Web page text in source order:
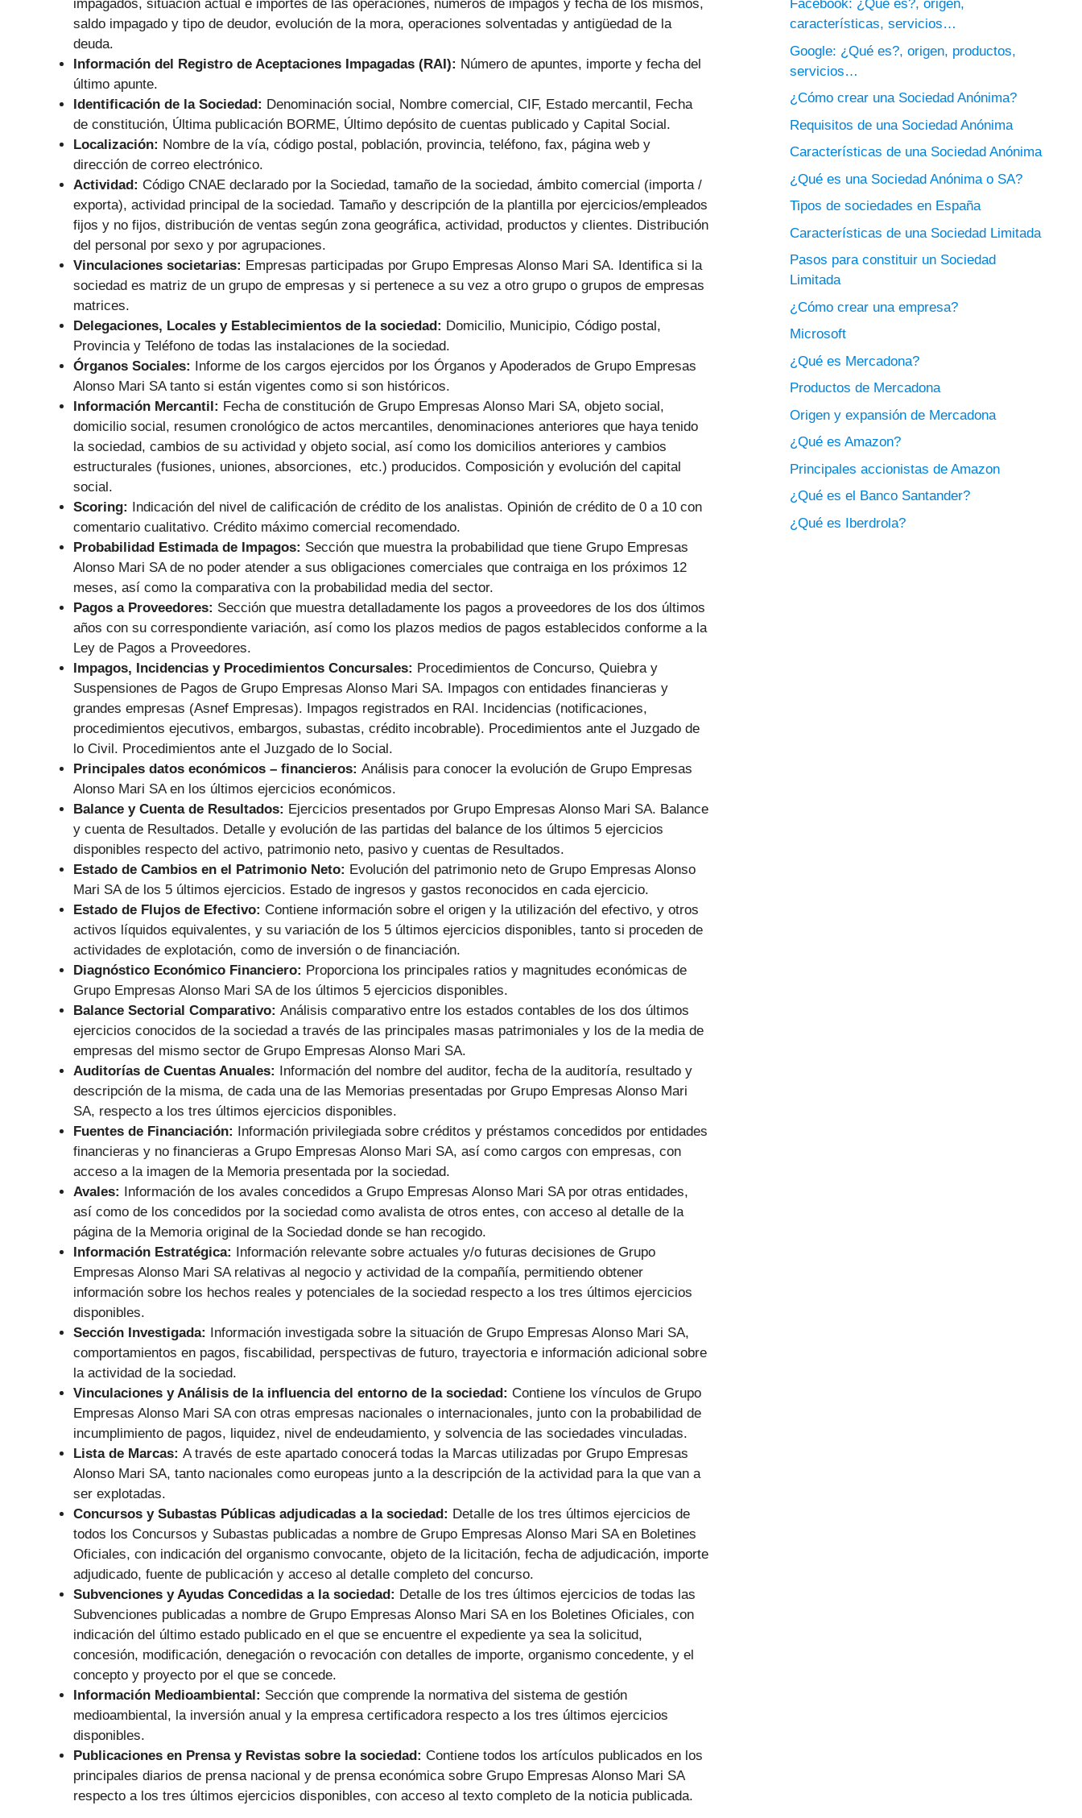
impagados, situación actual e importes de las operaciones, números de impagos y fecha de los mismos,
saldo impagado y tipo de deudor, evolución de la mora, operaciones solventadas y antigüedad de la
deuda.
Información del Registro de Aceptaciones Impagadas (RAI): Número de apuntes, importe y fecha del
último apunte.
Identificación de la Sociedad: Denominación social, Nombre comercial, CIF, Estado mercantil, Fecha
de constitución, Última publicación BORME, Último depósito de cuentas publicado y Capital Social.
Localización: Nombre de la vía, código postal, población, provincia, teléfono, fax, página web y
dirección de correo electrónico.
Actividad: Código CNAE declarado por la Sociedad, tamaño de la sociedad, ámbito comercial (importa /
exporta), actividad principal de la sociedad. Tamaño y descripción de la plantilla por ejercicios/empleados
fijos y no fijos, distribución de ventas según zona geográfica, actividad, productos y clientes. Distribución
del personal por sexo y por agrupaciones.
Vinculaciones societarias: Empresas participadas por Grupo Empresas Alonso Mari SA. Identifica si la
sociedad es matriz de un grupo de empresas y si pertenece a su vez a otro grupo o grupos de empresas
matrices.
Delegaciones, Locales y Establecimientos de la sociedad: Domicilio, Municipio, Código postal,
Provincia y Teléfono de todas las instalaciones de la sociedad.
Órganos Sociales: Informe de los cargos ejercidos por los Órganos y Apoderados de Grupo Empresas
Alonso Mari SA tanto si están vigentes como si son históricos.
Información Mercantil: Fecha de constitución de Grupo Empresas Alonso Mari SA, objeto social,
domicilio social, resumen cronológico de actos mercantiles, denominaciones anteriores que haya tenido
la sociedad, cambios de su actividad y objeto social, así como los domicilios anteriores y cambios
estructurales (fusiones, uniones, absorciones, etc.) producidos. Composición y evolución del capital
social.
Scoring: Indicación del nivel de calificación de crédito de los analistas. Opinión de crédito de 0 a 10 con
comentario cualitativo. Crédito máximo comercial recomendado.
Probabilidad Estimada de Impagos: Sección que muestra la probabilidad que tiene Grupo Empresas
Alonso Mari SA de no poder atender a sus obligaciones comerciales que contraiga en los próximos 12
meses, así como la comparativa con la probabilidad media del sector.
Pagos a Proveedores: Sección que muestra detalladamente los pagos a proveedores de los dos últimos
años con su correspondiente variación, así como los plazos medios de pagos establecidos conforme a la
Ley de Pagos a Proveedores.
Impagos, Incidencias y Procedimientos Concursales: Procedimientos de Concurso, Quiebra y
Suspensiones de Pagos de Grupo Empresas Alonso Mari SA. Impagos con entidades financieras y
grandes empresas (Asnef Empresas). Impagos registrados en RAI. Incidencias (notificaciones,
procedimientos ejecutivos, embargos, subastas, crédito incobrable). Procedimientos ante el Juzgado de
lo Civil. Procedimientos ante el Juzgado de lo Social.
Principales datos económicos – financieros: Análisis para conocer la evolución de Grupo Empresas
Alonso Mari SA en los últimos ejercicios económicos.
Balance y Cuenta de Resultados: Ejercicios presentados por Grupo Empresas Alonso Mari SA. Balance
y cuenta de Resultados. Detalle y evolución de las partidas del balance de los últimos 5 ejercicios
disponibles respecto del activo, patrimonio neto, pasivo y cuentas de Resultados.
Estado de Cambios en el Patrimonio Neto: Evolución del patrimonio neto de Grupo Empresas Alonso
Mari SA de los 5 últimos ejercicios. Estado de ingresos y gastos reconocidos en cada ejercicio.
Estado de Flujos de Efectivo: Contiene información sobre el origen y la utilización del efectivo, y otros
activos líquidos equivalentes, y su variación de los 5 últimos ejercicios disponibles, tanto si proceden de
actividades de explotación, como de inversión o de financiación.
Diagnóstico Económico Financiero: Proporciona los principales ratios y magnitudes económicas de
Grupo Empresas Alonso Mari SA de los últimos 5 ejercicios disponibles.
Balance Sectorial Comparativo: Análisis comparativo entre los estados contables de los dos últimos
ejercicios conocidos de la sociedad a través de las principales masas patrimoniales y los de la media de
empresas del mismo sector de Grupo Empresas Alonso Mari SA.
Auditorías de Cuentas Anuales: Información del nombre del auditor, fecha de la auditoría, resultado y
descripción de la misma, de cada una de las Memorias presentadas por Grupo Empresas Alonso Mari
SA, respecto a los tres últimos ejercicios disponibles.
Fuentes de Financiación: Información privilegiada sobre créditos y préstamos concedidos por entidades
financieras y no financieras a Grupo Empresas Alonso Mari SA, así como cargos con empresas, con
acceso a la imagen de la Memoria presentada por la sociedad.
Avales: Información de los avales concedidos a Grupo Empresas Alonso Mari SA por otras entidades,
así como de los concedidos por la sociedad como avalista de otros entes, con acceso al detalle de la
página de la Memoria original de la Sociedad donde se han recogido.
Información Estratégica: Información relevante sobre actuales y/o futuras decisiones de Grupo
Empresas Alonso Mari SA relativas al negocio y actividad de la compañía, permitiendo obtener
información sobre los hechos reales y potenciales de la sociedad respecto a los tres últimos ejercicios
disponibles.
Sección Investigada: Información investigada sobre la situación de Grupo Empresas Alonso Mari SA,
comportamientos en pagos, fiscabilidad, perspectivas de futuro, trayectoria e información adicional sobre
la actividad de la sociedad.
Vinculaciones y Análisis de la influencia del entorno de la sociedad: Contiene los vínculos de Grupo
Empresas Alonso Mari SA con otras empresas nacionales o internacionales, junto con la probabilidad de
incumplimiento de pagos, liquidez, nivel de endeudamiento, y solvencia de las sociedades vinculadas.
Lista de Marcas: A través de este apartado conocerá todas la Marcas utilizadas por Grupo Empresas
Alonso Mari SA, tanto nacionales como europeas junto a la descripción de la actividad para la que van a
ser explotadas.
Concursos y Subastas Públicas adjudicadas a la sociedad: Detalle de los tres últimos ejercicios de
todos los Concursos y Subastas publicadas a nombre de Grupo Empresas Alonso Mari SA en Boletines
Oficiales, con indicación del organismo convocante, objeto de la licitación, fecha de adjudicación, importe
adjudicado, fuente de publicación y acceso al detalle completo del concurso.
Subvenciones y Ayudas Concedidas a la sociedad: Detalle de los tres últimos ejercicios de todas las
Subvenciones publicadas a nombre de Grupo Empresas Alonso Mari SA en los Boletines Oficiales, con
indicación del último estado publicado en el que se encuentre el expediente ya sea la solicitud,
concesión, modificación, denegación o revocación con detalles de importe, organismo concedente, y el
concepto y proyecto por el que se concede.
Información Medioambiental: Sección que comprende la normativa del sistema de gestión
medioambiental, la inversión anual y la empresa certificadora respecto a los tres últimos ejercicios
disponibles.
Publicaciones en Prensa y Revistas sobre la sociedad: Contiene todos los artículos publicados en los
principales diarios de prensa nacional y de prensa económica sobre Grupo Empresas Alonso Mari SA
respecto a los tres últimos ejercicios disponibles, con acceso al texto completo de la noticia publicada.
Facebook: ¿Qué es?, origen,
características, servicios…
Google: ¿Qué es?, origen, productos,
servicios…
¿Cómo crear una Sociedad Anónima?
Requisitos de una Sociedad Anónima
Características de una Sociedad Anónima
¿Qué es una Sociedad Anónima o SA?
Tipos de sociedades en España
Características de una Sociedad Limitada
Pasos para constituir un Sociedad
Limitada
¿Cómo crear una empresa?
Microsoft
¿Qué es Mercadona?
Productos de Mercadona
Origen y expansión de Mercadona
¿Qué es Amazon?
Principales accionistas de Amazon
¿Qué es el Banco Santander?
¿Qué es Iberdrola?